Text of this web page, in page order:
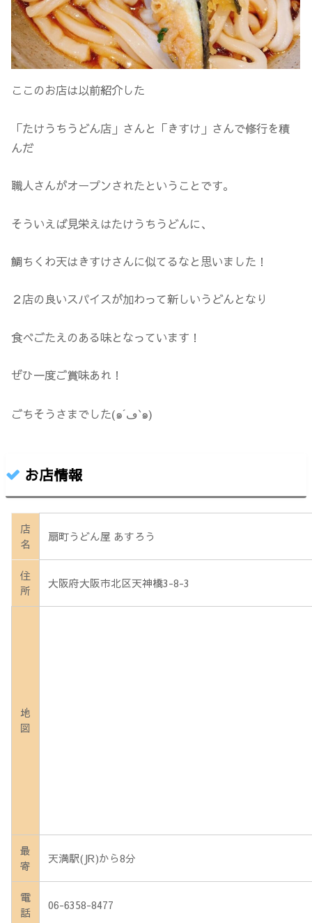
ここのお店は以前紹介した
「たけうちうどん店」さんと「きすけ」さんで修行を積
んだ
職人さんがオープンされたということです。
そういえば見栄えはたけうちうどんに、
鯛ちくわ天はきすけさんに似てるなと思いました！
２店の良いスパイスが加わって新しいうどんとなり
食べごたえのある味となっています！
ぜひ一度ご賞味あれ！
ごちそうさまでした(๑´ڡ`๑)
お店情報
店
名
扇町うどん屋 あすろう
住
所
大阪府大阪市北区天神橋3-8-3
地
図
最
寄
天満駅(JR)から8分
電
話
06-6358-8477